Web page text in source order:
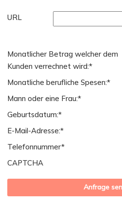
URL
Monatlicher Betrag welcher dem
Kunden verrechnet wird:*
Monatliche berufliche Spesen:*
Mann oder eine Frau:*
Geburtsdatum:*
E-Mail-Adresse:*
Telefonnummer*
CAPTCHA